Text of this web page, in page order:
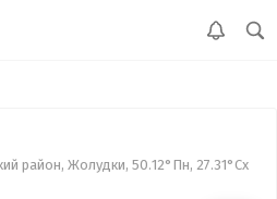
район, Жолудки, 50.12°Пн, 27.31°Сх